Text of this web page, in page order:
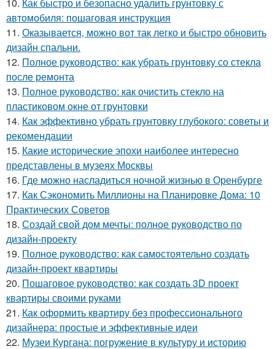
10. Как быстро и безопасно удалить грунтовку с
автомобиля: пошаговая инструкция
11. Оказывается, можно вот так легко и быстро обновить
дизайн спальни.
12. Полное руководство: как убрать грунтовку со стекла
после ремонта
13. Полное руководство: как очистить стекло на
пластиковом окне от грунтовки
14. Как эффективно убрать грунтовку глубокого: советы и
рекомендации
15. Какие исторические эпохи наиболее интересно
представлены в музеях Москвы
16. Где можно насладиться ночной жизнью в Оренбурге
17. Как Сэкономить Миллионы на Планировке Дома: 10
Практических Советов
18. Создай свой дом мечты: полное руководство по
дизайн-проекту
19. Полное руководство: как самостоятельно создать
дизайн-проект квартиры
20. Пошаговое руководство: как создать 3D проект
квартиры своими руками
21. Как оформить квартиру без профессионального
дизайнера: простые и эффективные идеи
22. Музеи Кургана: погружение в культуру и историю